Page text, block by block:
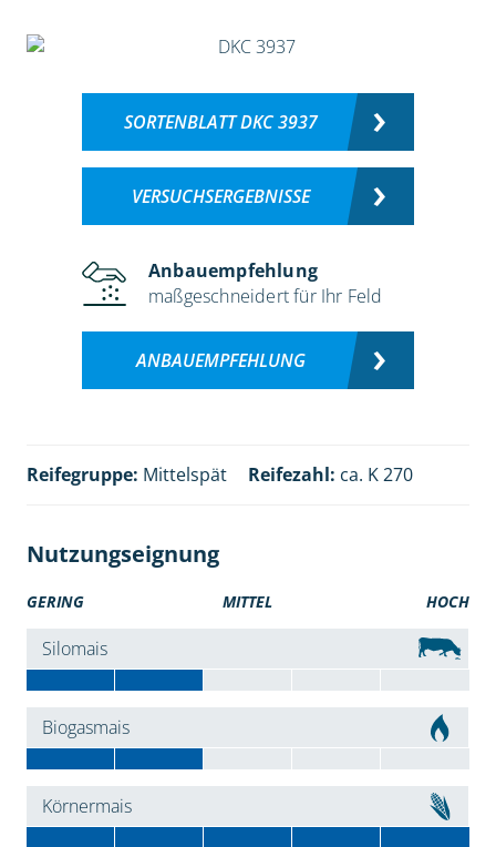
SORTENBLATT DKC 3937
VERSUCHSERGEBNISSE
Anbauempfehlung
maßgeschneidert für Ihr Feld
ANBAUEMPFEHLUNG
Reifegruppe: Mittelspät Reifezahl: ca. K 270
Nutzungseignung
GERING MITTEL HOCH
Silomais
Biogasmais
Körnermais